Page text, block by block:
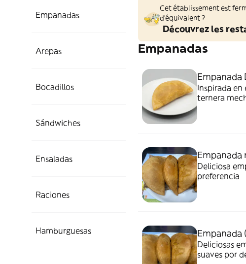
Empanadas
Arepas
Bocadillos
Sándwiches
Ensaladas
Raciones
Hamburguesas
Cet établissement est
d'équivalent ?
Découvrez les
Empanadas
Empanada
Inspirada
ternera
Empanada
Deliciosa
preferencia
Empanada
Deliciosas
suaves por